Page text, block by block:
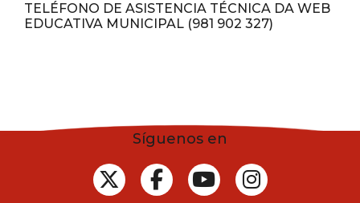
TELÉFONO DE ASISTENCIA TÉCNICA DA WEB
EDUCATIVA MUNICIPAL (981 902 327)
Síguenos en